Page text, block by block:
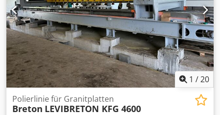
1 /20
Polierlinie für Granitplatten
Breton LEVIBRETON KFG 4600